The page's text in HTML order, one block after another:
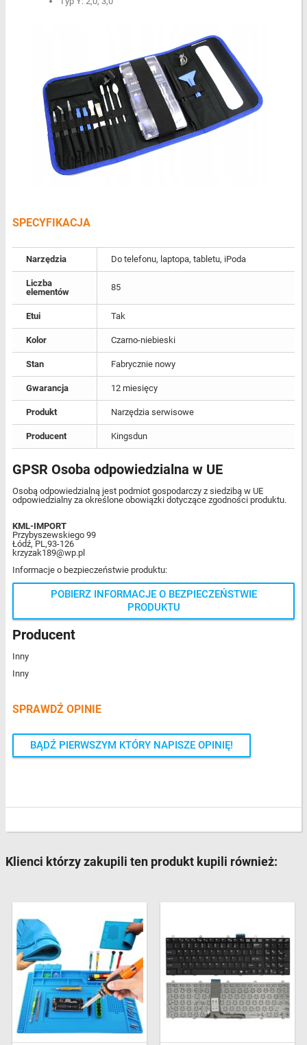
SPECYFIKACJA
Narzędzia Do telefonu, laptopa, tabletu, iPoda
Liczba
elementów
85
Etui Tak
Kolor Czarno-niebieski
Stan Fabrycznie nowy
Gwarancja 12 miesięcy
Produkt Narzędzia serwisowe
Producent Kingsdun
GPSR Osoba odpowiedzialna w UE
Osobą odpowiedzialną jest podmiot gospodarczy z siedzibą w UE
odpowiedzialny za określone obowiązki dotyczące zgodności produktu.
KML-IMPORT
Przybyszewskiego 99
Łódź, PL,93-126
krzyzak189@wp.pl
Informacje o bezpieczeństwie produktu:
POBIERZ INFORMACJE O BEZPIECZEŃSTWIE
PRODUKTU
Producent
Inny
Inny
SPRAWDŹ OPINIE
BĄDŹ PIERWSZYM KTÓRY NAPISZE OPINIĘ!
Klienci którzy zakupili ten produkt kupili również: